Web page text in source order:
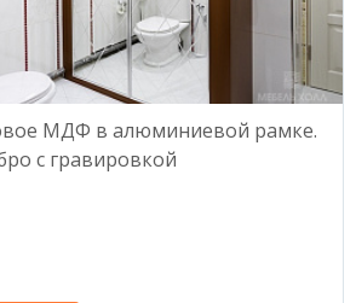
МДФ в алюминиевой рамке.
с гравировкой